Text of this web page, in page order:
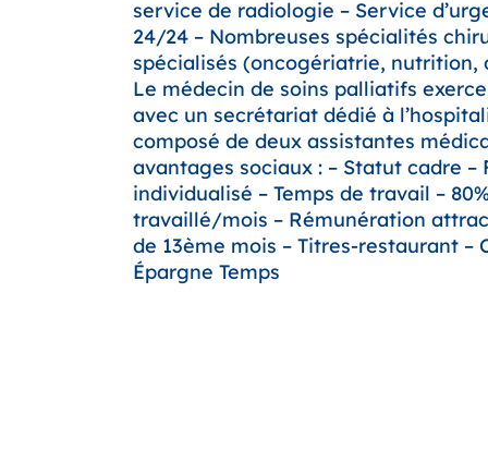
service de radiologie – Service
24/24 – Nombreuses spécialités
spécialisés (oncogériatrie, nutrition,
Le médecin de soins palliatifs
avec un secrétariat dédié à
composé de deux assistantes
avantages sociaux : – Statut cadre –
individualisé – Temps de travail –
travaillé/mois – Rémunération
de 13ème mois – Titres-restaurant –
Épargne Temps